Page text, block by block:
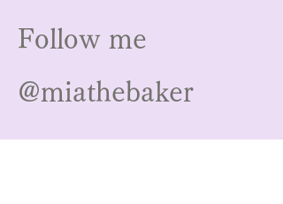
Follow me
@miathebaker